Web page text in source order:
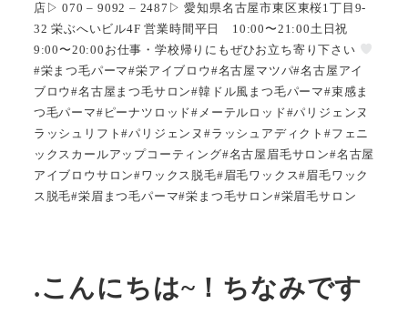
店▷ 070 – 9092 – 2487▷ 愛知県名古屋市東区東桜1丁目9-
32 栄ぶへいビル4F 営業時間平日 10:00〜21:00土日祝
9:00〜20:00お仕事・学校帰りにもぜひお立ち寄り下さい
#栄まつ毛パーマ#栄アイブロウ#名古屋マツパ#名古屋アイ
ブロウ#名古屋まつ毛サロン#韓ドル風まつ毛パーマ#束感ま
つ毛パーマ#ピーナツロッド#メーテルロッド#パリジェンヌ
ラッシュリフト#パリジェンヌ#ラッシュアディクト#フェニ
ックスカールアップコーティング#名古屋眉毛サロン#名古屋
アイブロウサロン#ワックス脱毛#眉毛ワックス#眉毛ワック
ス脱毛#栄眉まつ毛パーマ#栄まつ毛サロン#栄眉毛サロン
.こんにちは~！ちなみです